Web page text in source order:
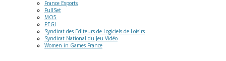
France Esports
FullSet
MO5
PEGI
Syndicat des Editeurs de Logiciels de Loisirs
Syndicat National du Jeu Vidéo
Women in Games France